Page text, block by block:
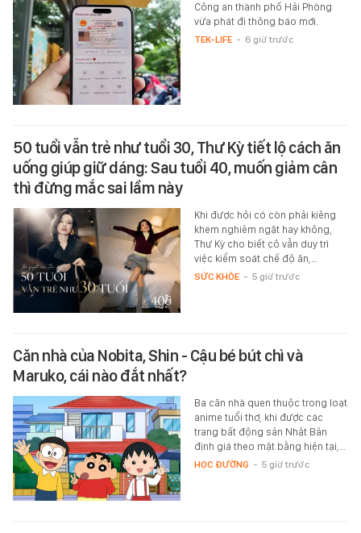
Công an thành phố Hải Phòng
vừa phát đi thông báo mới.
TEK-LIFE - 6 giờ trước
50 tuổi vẫn trẻ như tuổi 30, Thư Kỳ tiết lộ cách ăn
uống giúp giữ dáng: Sau tuổi 40, muốn giảm cân
thì đừng mắc sai lầm này
Khi được hỏi có còn phải kiêng
khem nghiêm ngặt hay không,
Thư Kỳ cho biết cô vẫn duy trì
việc kiểm soát chế độ ăn,…
SỨC KHỎE - 5 giờ trước
Căn nhà của Nobita, Shin - Cậu bé bút chì và
Maruko, cái nào đắt nhất?
Ba căn nhà quen thuộc trong loạt
anime tuổi thơ, khi được các
trang bất động sản Nhật Bản
định giá theo mặt bằng hiện tại,…
HỌC ĐƯỜNG - 5 giờ trước